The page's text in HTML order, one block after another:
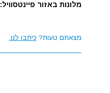
מלונות באזור פיינטסוויל:
מצאתם טעות? כיתבו לנו.